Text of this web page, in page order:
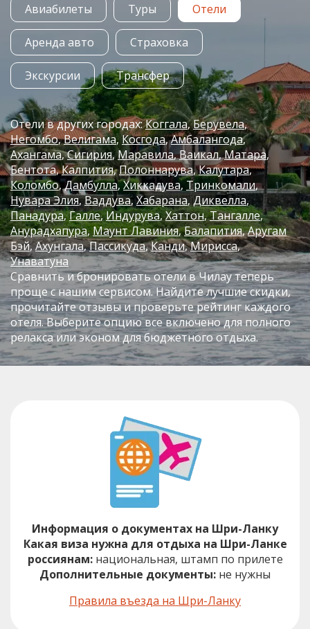
Авиабилеты Туры Отели
Аренда авто Страховка
Экскурсии Трансфер
Отели в других городах:Коггала Берувела
Негомбо Велигама Косгода Амбалангода
Ахангама Сигирия Маравила Ваикал Матара
Бентота Калпития Полоннарува Калутара
Коломбо Дамбулла Хиккадува Тринкомали
Нувара Элия Ваддува Хабарана Диквелла
Панадура Галле Индурува Хаттон Тангалле
Анурадхапура Маунт Лавиния Балапития Аругам
Бэй Ахунгала Пассикуда Канди Мирисса
Унаватуна
Сравнить и бронировать отели в Чилау теперь
проще с нашим сервисом. Найдите лучшие скидки,
прочитайте отзывы и проверьте рейтинг каждого
отеля. Выберите опцию все включено для полного
релакса или эконом для бюджетного отдыха.
Информация о документах на Шри-Ланку
Какая виза нужна для отдыха на Шри-Ланке
россиянам:национальная, штамп по прилете
Дополнительные документы: не нужны
Правила въезда на Шри-Ланку